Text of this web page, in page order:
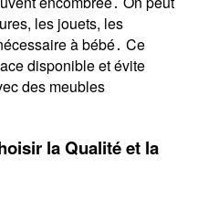
les jouets, les
à bébé․ Ce
disponible et évite
des meubles
la Qualité et la